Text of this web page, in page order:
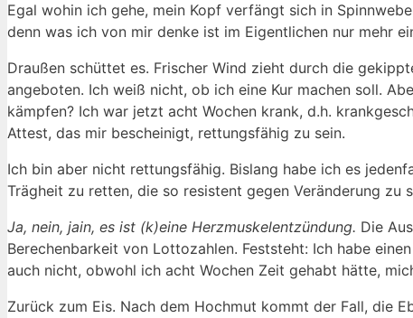
Egal wohin ich gehe, mein Kopf verfängt sich in
denn was ich von mir denke ist im Eigentlichen nur mehr
Draußen schüttet es. Frischer Wind zieht durch die
angeboten. Ich weiß nicht, ob ich eine Kur machen soll.
kämpfen? Ich war jetzt acht Wochen krank, d.h.
Attest, das mir bescheinigt, rettungsfähig zu sein.
Ich bin aber nicht rettungsfähig. Bislang habe ich es
Trägheit zu retten, die so resistent gegen Veränderung zu
Ja, nein, jain, es ist (k)eine Herzmuskelentzündung. Die
Berechenbarkeit von Lottozahlen. Feststeht: Ich habe
auch nicht, obwohl ich acht Wochen Zeit gehabt hätte,
Zurück zum Eis. Nach dem Hochmut kommt der Fall, die